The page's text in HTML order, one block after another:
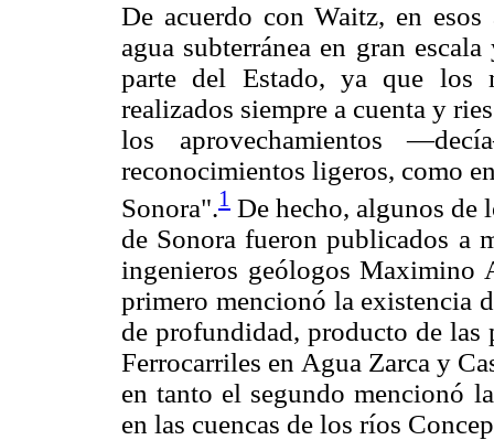
De acuerdo con Waitz, en
agua subterránea en gran
parte del Estado, ya que los
realizados siempre a cuenta y
los aprovechamientos
reconocimientos ligeros, como
Sonora".1 De hecho, algunos de
de Sonora fueron publicados a
ingenieros geólogos
primero mencionó la existencia
de profundidad, producto de las
Ferrocarriles en Agua Zarca y
en tanto el segundo mencionó
en las cuencas de los ríos